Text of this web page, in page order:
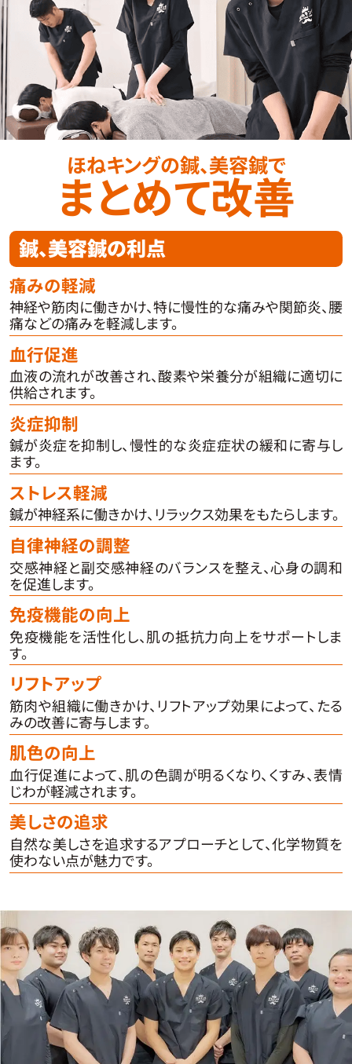
ほねキングの鍼、美容鍼で
まとめて改善
鍼、美容鍼の利点
痛みの軽減
神経や筋肉に働きかけ、特に慢性的な痛みや関節炎、腰
痛などの痛みを軽減します。
血行促進
血液の流れが改善され、酸素や栄養分が組織に適切に
供給されます。
炎症抑制
鍼が炎症を抑制し、慢性的な炎症症状の緩和に寄与し
ます。
ストレス軽減
鍼が神経系に働きかけ、リラックス効果をもたらします。
自律神経の調整
交感神経と副交感神経のバランスを整え、心身の調和
を促進します。
免疫機能の向上
免疫機能を活性化し、肌の抵抗力向上をサポートしま
す。
リフトアップ
筋肉や組織に働きかけ、リフトアップ効果によって、たる
みの改善に寄与します。
肌色の向上
血行促進によって、肌の色調が明るくなり、くすみ、表情
じわが軽減されます。
美しさの追求
自然な美しさを追求するアプローチとして、化学物質を
使わない点が魅力です。